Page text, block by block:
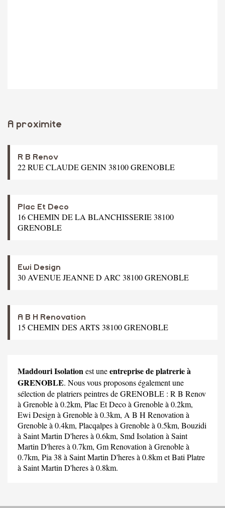
A proximite
R B Renov
22 RUE CLAUDE GENIN 38100 GRENOBLE
Plac Et Deco
16 CHEMIN DE LA BLANCHISSERIE 38100
GRENOBLE
Ewi Design
30 AVENUE JEANNE D ARC 38100 GRENOBLE
A B H Renovation
15 CHEMIN DES ARTS 38100 GRENOBLE
Maddouri Isolationest uneentreprise de platrerie à
GRENOBLE. Nous vous proposons également une
sélection de platriers peintres de GRENOBLE : R B Renov
à Grenoble à 0.2km, Plac Et Decoà Grenoble à 0.2km,
Ewi Design à Grenoble à 0.3km, A B H Renovation à
Grenoble à 0.4km, Placqalpesà Grenoble à 0.5km, Bouzidi
à Saint Martin D'heres à 0.6km, Smd Isolation à Saint
Martin D'heres à 0.7km, Gm Renovation à Grenoble à
0.7km, Pia 38 à Saint Martin D'heres à 0.8km etBati Platre
à Saint Martin D'heres à 0.8km.